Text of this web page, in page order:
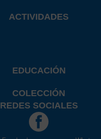
ACTIVIDADES
EDUCACIÓN
COLECCIÓN
REDES SOCIALES